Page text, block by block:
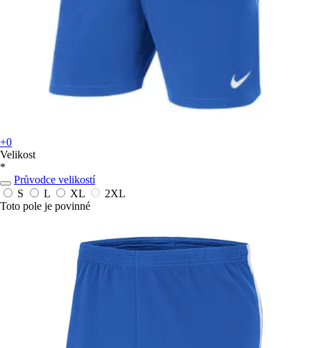
+0
Velikost
*
Průvodce velikostí
S
L XL
2XL
Toto pole je povinné